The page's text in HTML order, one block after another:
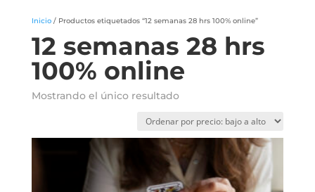
Inicio/ Productos etiquetados “12 semanas 28 hrs 100% online”
12 semanas 28 hrs
100% online
Mostrando el único resultado